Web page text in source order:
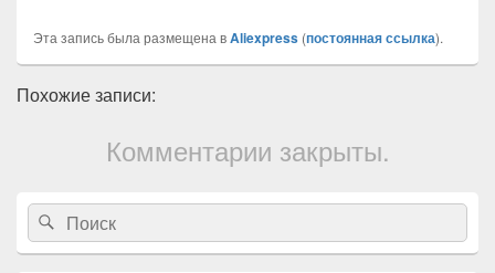
Эта запись была размещена вAliexpress (постоянная ссылка).
Похожие записи:
Комментарии закрыты.
Область
основной
боковой
панели
Search
for:
Search